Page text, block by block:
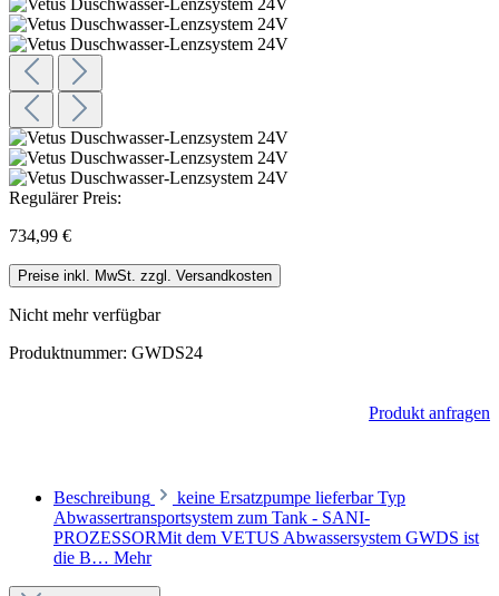
Regulärer Preis:
734,99 €
Preise inkl. MwSt. zzgl. Versandkosten
Nicht mehr verfügbar
Produktnummer: GWDS24
Produkt anfragen
Beschreibung
keine Ersatzpumpe lieferbar Typ
Abwassertransportsystem zum Tank - SANI-
PROZESSORMit dem VETUS Abwassersystem GWDS ist
die B… Mehr